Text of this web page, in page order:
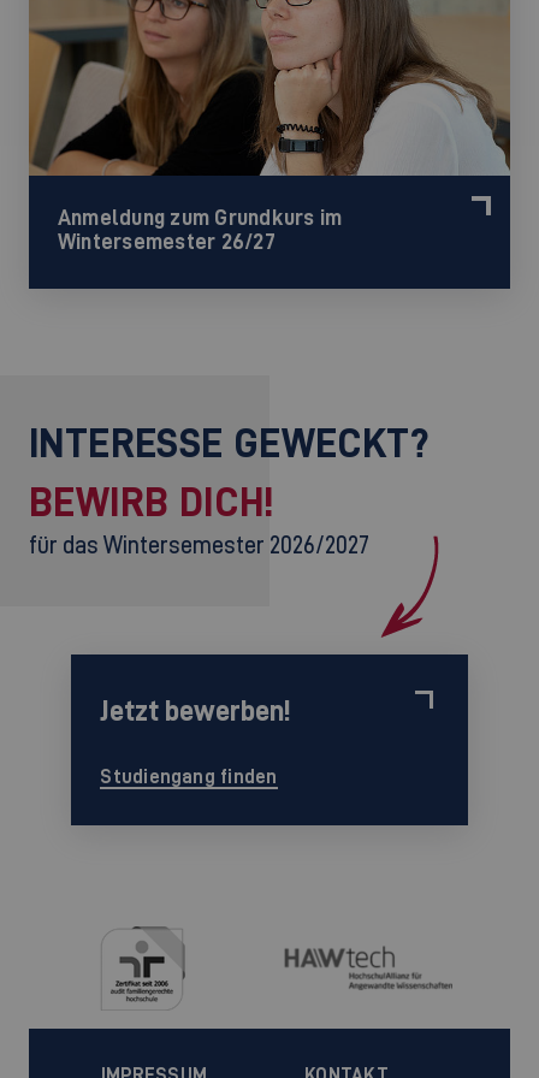
Anmeldung zum Grundkurs im
Wintersemester 26/27
INTERESSE GEWECKT?
BEWIRB DICH!
für das Wintersemester 2026/2027
Jetzt bewerben!
Studiengang finden